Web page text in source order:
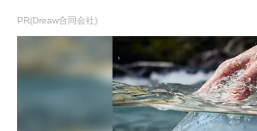
PR(Dreaw合同会社)